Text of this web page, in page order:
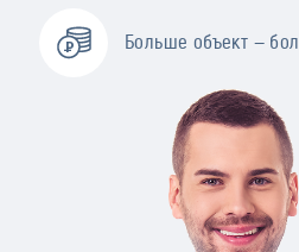
Больше объект —